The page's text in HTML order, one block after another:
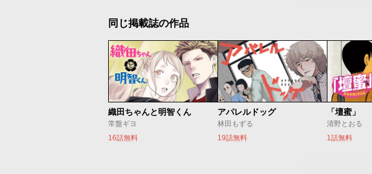
同じ掲載誌の作品
織田ちゃんと明智くん
常盤ギヨ
16話無料
アパレルドッグ
林田もずる
19話無料
「壇蜜」
清野とおる
1話無料